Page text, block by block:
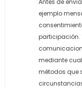
ejemplo
participación.
mediante
métodos que